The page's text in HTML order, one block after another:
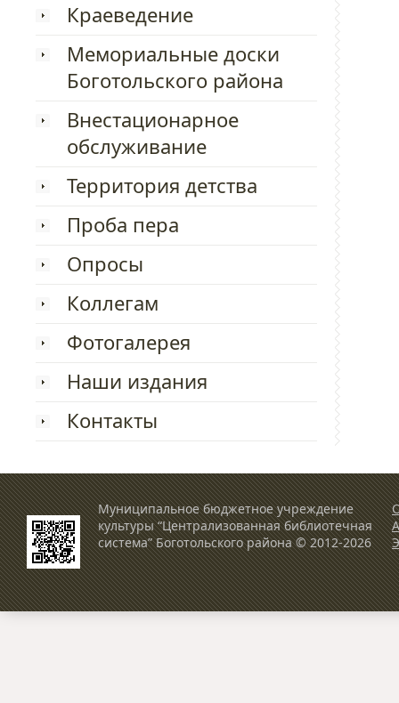
Краеведение
Мемориальные доски
Боготольского района
Внестационарное
обслуживание
Территория детства
Проба пера
Опросы
Коллегам
Фотогалерея
Наши издания
Контакты
Муниципальное бюджетное учреждение
культуры “Централизованная библиотечная
система” Боготольского района © 2012-2026